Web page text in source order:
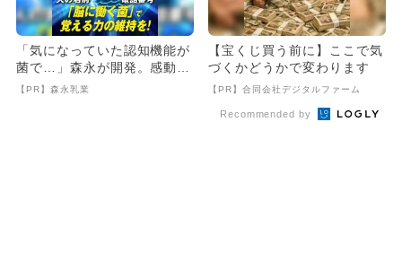
「気になっていた認知機能が
菌で…」森永が開発。感動の
70代続出
【PR】森永乳業
【宝くじ買う前に】ここで気
づくかどうかで変わります
【PR】合同会社デジタルファーム
Recommended by